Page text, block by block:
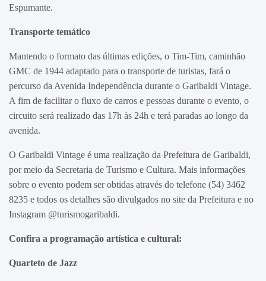
Espumante.
Transporte temático
Mantendo o formato das últimas edições, o Tim-Tim, caminhão
GMC de 1944 adaptado para o transporte de turistas, fará o
percurso da Avenida Independência durante o Garibaldi Vintage.
A fim de facilitar o fluxo de carros e pessoas durante o evento, o
circuito será realizado das 17h às 24h e terá paradas ao longo da
avenida.
O Garibaldi Vintage é uma realização da Prefeitura de Garibaldi,
por meio da Secretaria de Turismo e Cultura. Mais informações
sobre o evento podem ser obtidas através do telefone (54) 3462
8235 e todos os detalhes são divulgados no site da Prefeitura e no
Instagram @turismogaribaldi.
Confira a programação artística e cultural:
Quarteto de Jazz